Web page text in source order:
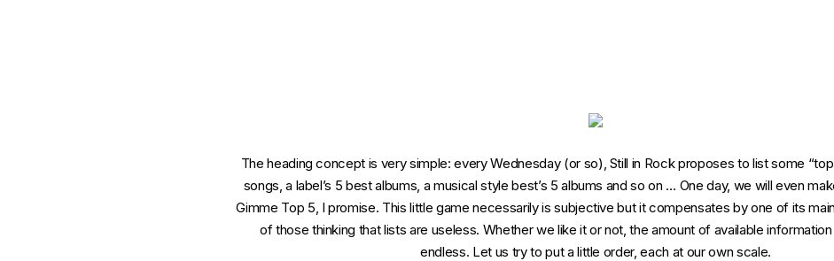
The heading concept is very simple: every Wednesday (or so), Still in Rock proposes to list some “top
songs, a label’s 5 best albums, a musical style best’s 5 albums and so on … One day, we will even
Gimme Top 5, I promise. This little game necessarily is subjective but it compensates by one of its
of those thinking that lists are useless. Whether we like it or not, the amount of available
endless. Let us try to put a little order, each at our own scale.